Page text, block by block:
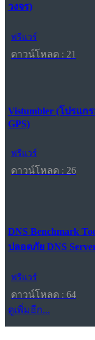
วงจร)
ฟรีแวร์
ดาวน์โหลด : 21
Vistumbler (โปรแก
GPS)
ฟรีแวร์
ดาวน์โหลด : 26
DNS Benchmark
ปลอดภัย DNS
ฟรีแวร์
ดาวน์โหลด : 64
ดูเพิ่มอีก...